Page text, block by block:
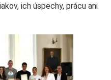
ich úspechy, prácu ani